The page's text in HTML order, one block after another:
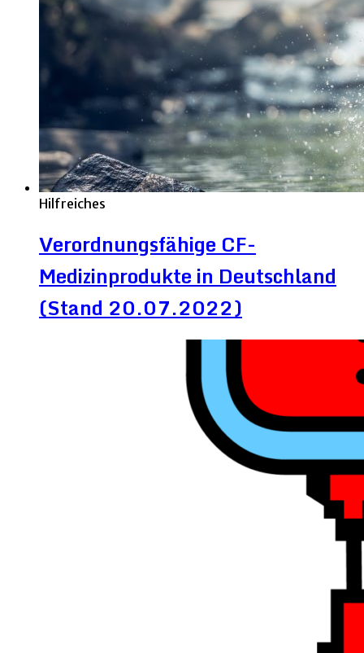
Hilfreiches
Verordnungsfähige CF-
Medizinprodukte in Deutschland
(Stand 20.07.2022)